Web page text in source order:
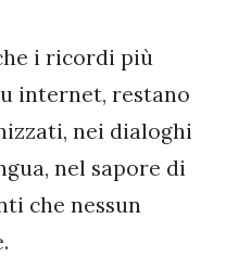
i ricordi più
internet, restano
nei dialoghi
nel sapore di
che nessun